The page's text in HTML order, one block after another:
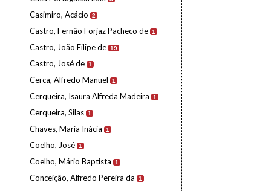
Casimiro, Acácio 2
Castro, Fernão Forjaz Pacheco de 1
Castro, João Filipe de 19
Castro, José de 1
Cerca, Alfredo Manuel 1
Cerqueira, Isaura Alfreda Madeira 1
Cerqueira, Silas 1
Chaves, Maria Inácia 1
Coelho, José 1
Coelho, Mário Baptista 1
Conceição, Alfredo Pereira da 1